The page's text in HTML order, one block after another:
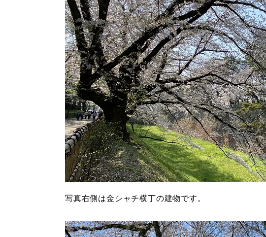
写真右側は金シャチ横丁の建物です。